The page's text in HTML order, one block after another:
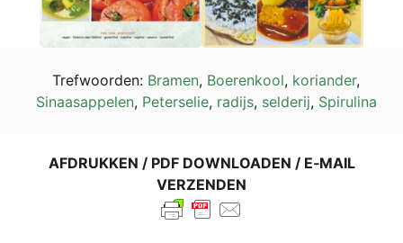
Tref­wo­or­den: Bra­men, Boe­ren­kool, kori­an­der,
Sinaas­ap­pelen, Peter­se­lie, rad­ijs, sel­de­rij, Spi­ru­li­na
AFDRUK­KEN / PDF DOWN­LOA­DEN / E‑MAIL
VERZENDEN